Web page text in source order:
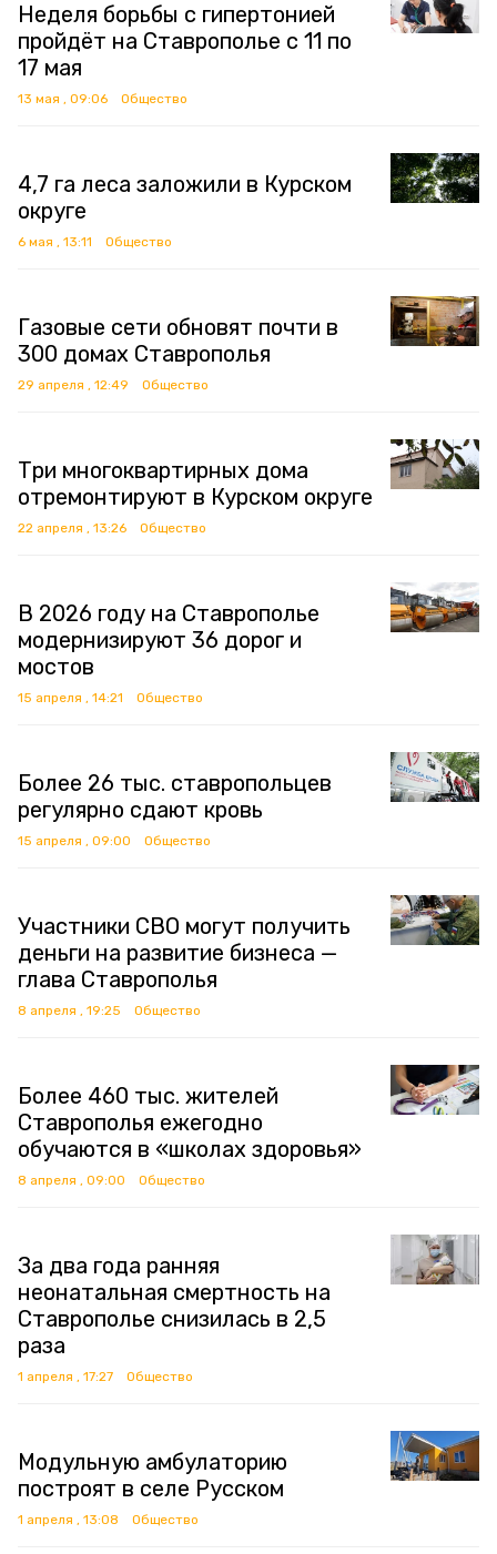
Неделя борьбы с гипертонией
пройдёт на Ставрополье с 11 по
17 мая
13 мая , 09:06 Общество
4,7 га леса заложили в Курском
округе
6 мая , 13:11 Общество
Газовые сети обновят почти в
300 домах Ставрополья
29 апреля , 12:49 Общество
Три многоквартирных дома
отремонтируют в Курском округе
22 апреля , 13:26 Общество
В 2026 году на Ставрополье
модернизируют 36 дорог и
мостов
15 апреля , 14:21 Общество
Более 26 тыс. ставропольцев
регулярно сдают кровь
15 апреля , 09:00 Общество
Участники СВО могут получить
деньги на развитие бизнеса —
глава Ставрополья
8 апреля , 19:25 Общество
Более 460 тыс. жителей
Ставрополья ежегодно
обучаются в «школах здоровья»
8 апреля , 09:00 Общество
За два года ранняя
неонатальная смертность на
Ставрополье снизилась в 2,5
раза
1 апреля , 17:27 Общество
Модульную амбулаторию
построят в селе Русском
1 апреля , 13:08 Общество